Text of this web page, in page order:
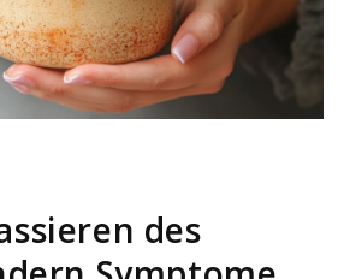
des